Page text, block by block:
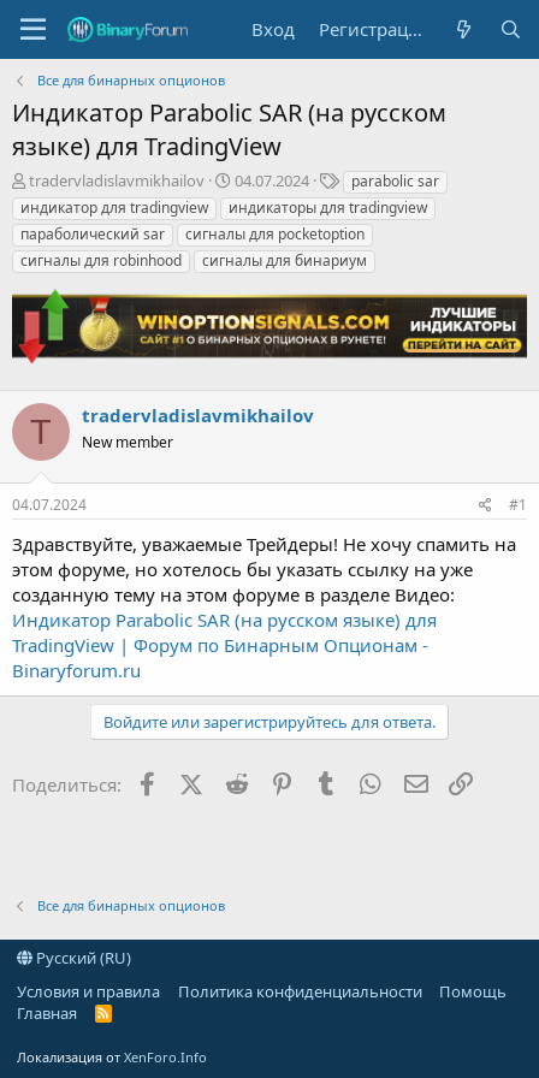
Вход Регистрация
Все для бинарных опционов
Индикатор Parabolic SAR (на русском
языке) для TradingView
А
в
т
о
р
е
ы
tradervladislavmikhailov
Д
а
т
а
н
ч
а
л
04.07.2024
Т
е
г
и
parabolic sar
индикатор для tradingview
индикаторы для tradingview
параболический sar
сигналы для pocketoption
сигналы для robinhood
сигналы для бинариум
T tradervladislavmikhailov
New member
04.07.2024 #1
Здравствуйте, уважаемые Трейдеры! Не хочу спамить на
этом форуме, но хотелось бы указать ссылку на уже
созданную тему на этом форуме в разделе Видео:
Индикатор Parabolic SAR (на русском языке) для
TradingView | Форум по Бинарным Опционам -
Binaryforum.ru
Войдите или зарегистрируйтесь для ответа.
Поделиться: FacebookX (Twitter)
Reddit PinterestTumblr WhatsApp
Все для бинарных опционов
Русский (RU)
Условия и правила
Политика конфиденциальности
Помощь
Главная
R
Локализация от XenForo.Info